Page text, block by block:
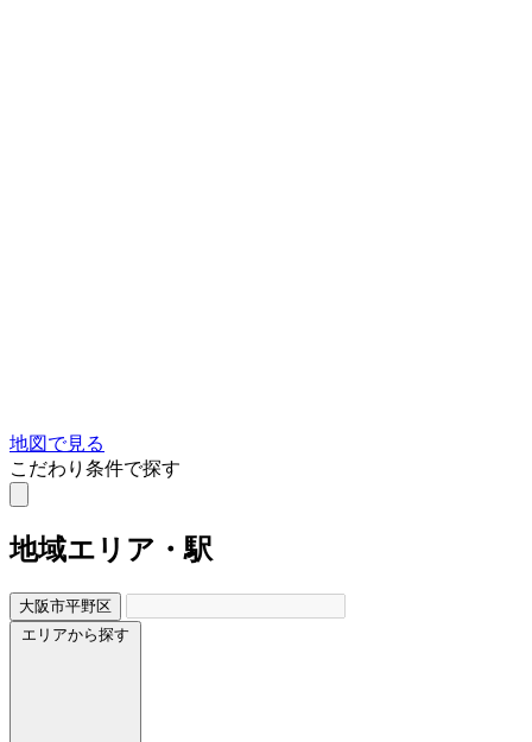
地図で見る
こだわり条件で探す
地域エリア・駅
大阪市平野区
エリアから探す